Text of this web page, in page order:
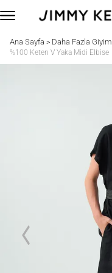
Ana Sayfa > Daha Fazla Giyim
%100 Keten V Yaka Midi Elbise